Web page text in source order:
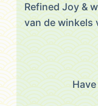
Refined Joy &
van de winkels